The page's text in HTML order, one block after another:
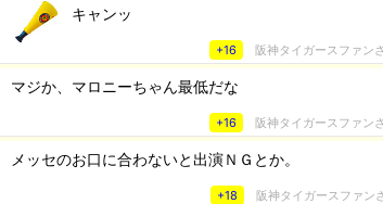
キャンッ
+16 阪神タイガースファン
マジか、マロニーちゃん最低だな
+16 阪神タイガースファン
メッセのお口に合わないと出演ＮＧとか。
+18 阪神タイガースファン